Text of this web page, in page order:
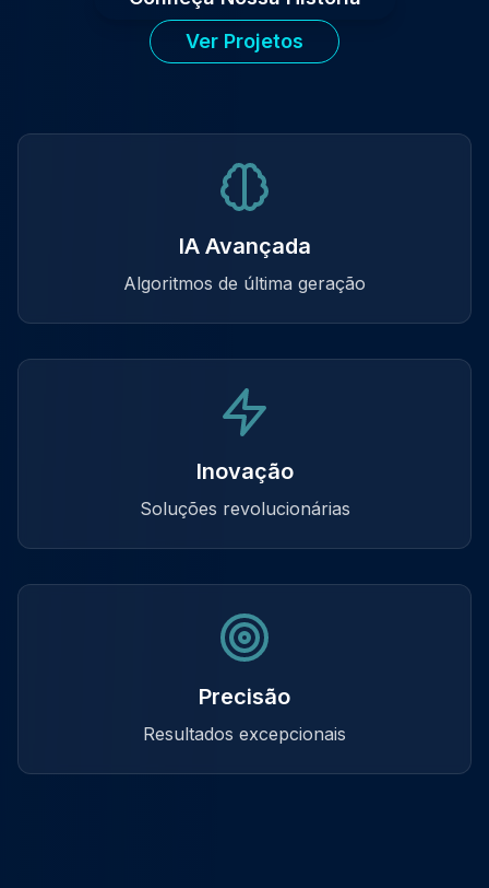
Ver Projetos
IA Avançada
Algoritmos de última geração
Inovação
Soluções revolucionárias
Precisão
Resultados excepcionais